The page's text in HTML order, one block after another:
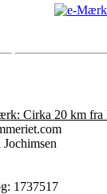
Cirka 20 km fra
1737517